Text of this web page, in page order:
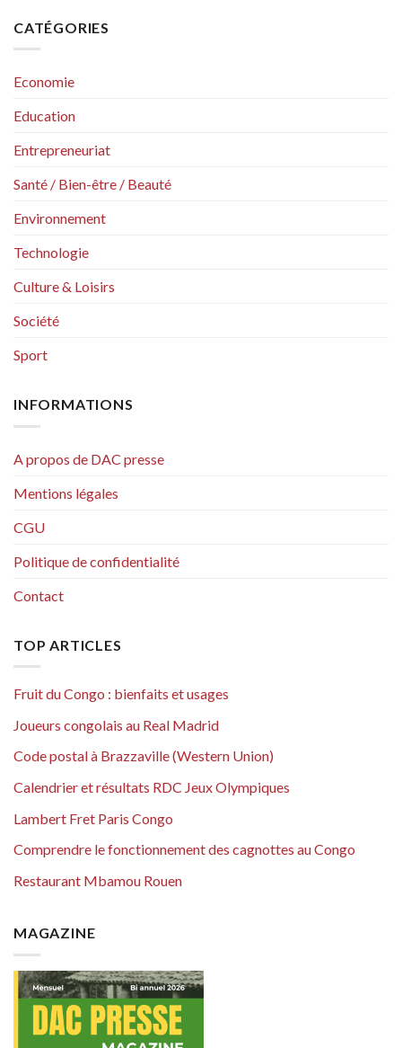
CATÉGORIES
Economie
Education
Entrepreneuriat
Santé / Bien-être / Beauté
Environnement
Technologie
Culture & Loisirs
Société
Sport
INFORMATIONS
A propos de DAC presse
Mentions légales
CGU
Politique de confidentialité
Contact
TOP ARTICLES
Fruit du Congo : bienfaits et usages
Joueurs congolais au Real Madrid
Code postal à Brazzaville (Western Union)
Calendrier et résultats RDC Jeux Olympiques
Lambert Fret Paris Congo
Comprendre le fonctionnement des cagnottes au Congo
Restaurant Mbamou Rouen
MAGAZINE